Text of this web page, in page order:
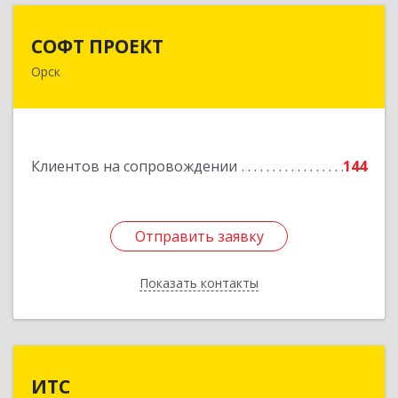
СОФТ ПРОЕКТ
Орск
Клиентов на сопровождении 144
Отправить заявку
Показать контакты
Отправить заявку
Назад
ИТС